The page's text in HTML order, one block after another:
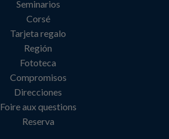
Seminarios
Corsé
Tarjeta regalo
Región
Fototeca
Compromisos
Direcciones
Foire aux questions
Reserva